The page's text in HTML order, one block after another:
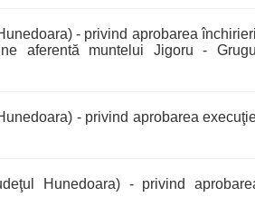
- privind aprobarea
aferentă muntelui Jigoru -
- privind aprobarea
Hunedoara) - privind